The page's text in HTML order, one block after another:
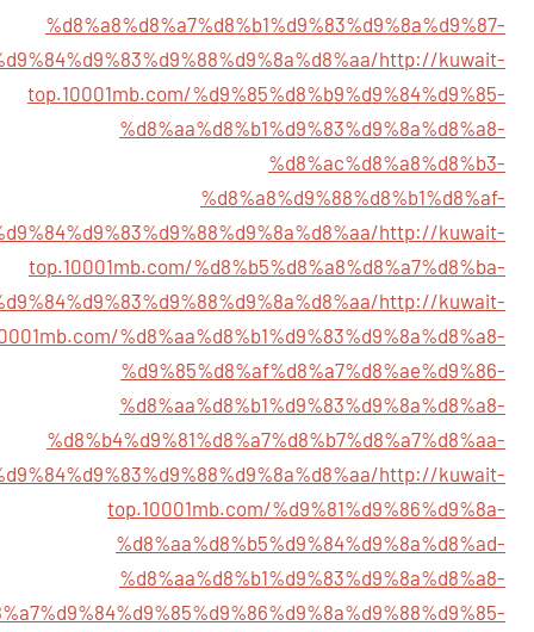
%d8%a8%d8%a7%d8%b1%d9%83%d9%8a%d9%87-
http://kuwait-
top.10001mb.com/%d9%85%d8%b9%d9%84%d9%85-
%d8%aa%d8%b1%d9%83%d9%8a%d8%a8-
%d8%ac%d8%a8%d8%b3-
%d8%a8%d9%88%d8%b1%d8%af-
http://kuwait-
top.10001mb.com/%d8%b5%d8%a8%d8%a7%d8%ba-
http://kuwait-
%d8%aa%d8%b1%d9%83%d9%8a%d8%a8-
%d9%85%d8%af%d8%a7%d8%ae%d9%86-
%d8%aa%d8%b1%d9%83%d9%8a%d8%a8-
%d8%b4%d9%81%d8%a7%d8%b7%d8%a7%d8%aa-
http://kuwait-
top.10001mb.com/%d9%81%d9%86%d9%8a-
%d8%aa%d8%b5%d9%84%d9%8a%d8%ad-
%d8%aa%d8%b1%d9%83%d9%8a%d8%a8-